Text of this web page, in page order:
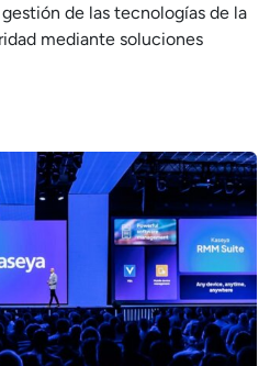
de las tecnologías de la
mediante soluciones